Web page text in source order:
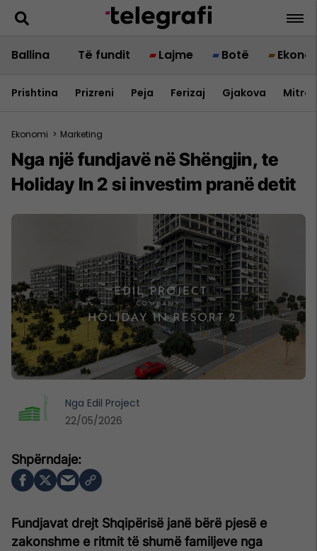
Ballina Të fundit Lajme Botë
Prishtina Prizreni Peja Ferizaj Gjakova
Ekonomi > Marketing
Nga një fundjavë në Shëngjin, te
Holiday In 2 si investim pranë detit
Fundjavat drejt Shqipërisë janë bërë pjesë e
zakonshme e ritmit të shumë familjeve nga
Nga Edil Project
22/05/2026